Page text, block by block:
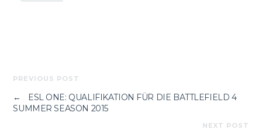
PREVIOUS POST
←
ESL ONE: QUALIFIKATION FÜR DIE BATTLEFIELD 4
SUMMER SEASON 2015
NEXT POST